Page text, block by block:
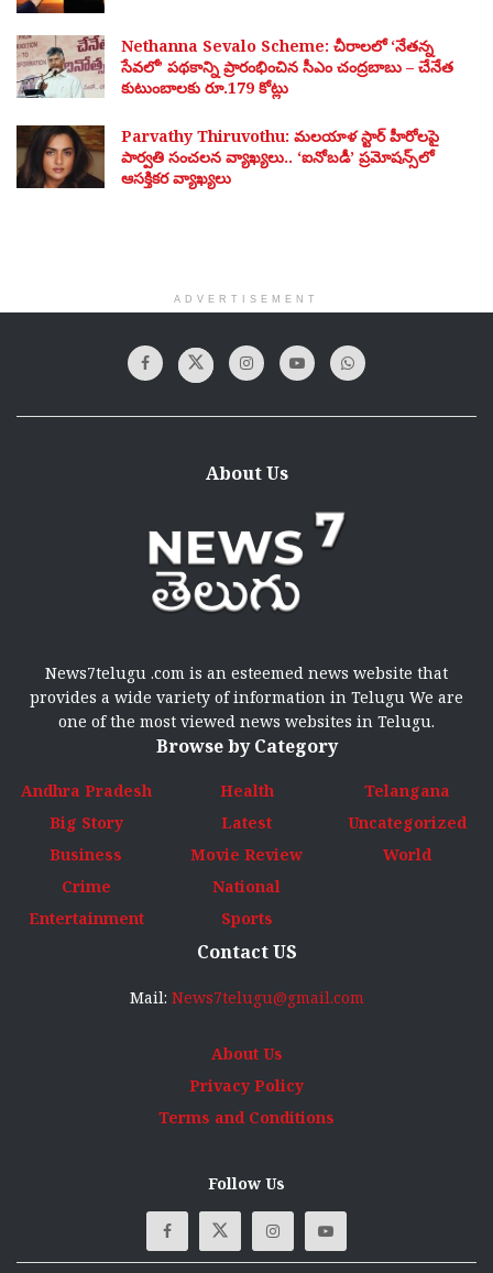
Nethanna Sevalo Scheme: చీరాలలో ‘నేతన్న
సేవలో’ పథకాన్ని ప్రారంభించిన సీఎం చంద్రబాబు – చేనేత
కుటుంబాలకు రూ.179 కోట్లు
Parvathy Thiruvothu: మలయాళ స్టార్ హీరోలపై
పార్వతి సంచలన వ్యాఖ్యలు.. ‘ఐనోబడీ’ ప్రమోషన్స్‌లో
ఆసక్తికర వ్యాఖ్యలు
ADVERTISEMENT
About Us
News7telugu .com is an esteemed news website that
provides a wide variety of information in Telugu We are
one of the most viewed news websites in Telugu.
Browse by Category
Andhra Pradesh
Big Story
Business
Crime
Entertainment
Health
Latest
Movie Review
National
Sports
Telangana
Uncategorized
World
Contact US
Mail: News7telugu@gmail.com
About Us
Privacy Policy
Terms and Conditions
Follow Us